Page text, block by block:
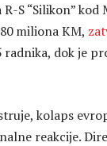
S “Silikon” kod
miliona KM,
radnika, dok je
kolaps
reakcije.